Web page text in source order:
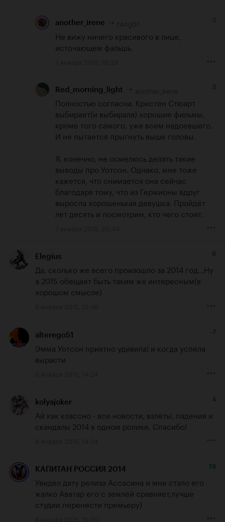
another_irene -3
Не вижу ничего красивого в лице,
источающем фальшь.
Red_morning_light 3
Полностью согласна. Кристен Стюарт
выбирает(и выбирала) хорошие фильмы,
кроме того самого, уже всем надоевшего.
И не пытается прыгнуть выше головы.
Я, конечно, не осмелюсь делать такие
выводы про Уотсон. Однако, мне тоже
кажется, что снимается она сейчас
благодаря тому, что из Гермионы вдруг
выросла хорошенькая девушка. Пройдёт
лет десять и посмотрим, кто чего стоит.
Elegius 6
Да, сколько же всего произошло за 2014 год...Ну
а 2015 обещает быть таким же интересным(в
хорошом смысле)
alterego51 -7
Эмма Уотсон приятно удивила! и когда успела
вырасти
kolyajoker 4
Ай как классно - все новости, взлёты, падения и
скандалы 2014 в одном ролике. Спасибо!
КАПИТАН РОССИЯ 2014 18
Увидел дату релиза Ассасина и мне стало его
жалко Аватар его с землёй сравняет,лучше
студии перенести премьеру)